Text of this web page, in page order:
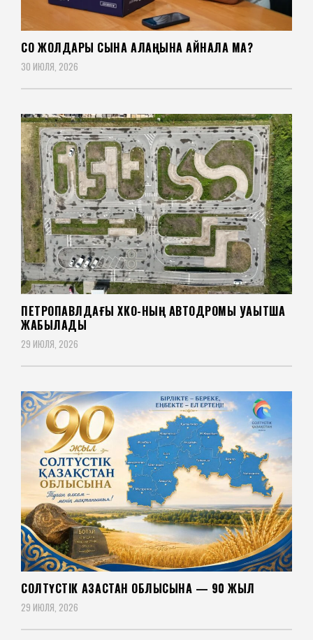
СҚО ЖОЛДАРЫ СЫНАҚ АЛАҢЫНА АЙНАЛА МА?
30 ИЮЛЯ, 2026
ПЕТРОПАВЛДАҒЫ ХҚКО-НЫҢ АВТОДРОМЫ УАҚЫТША
ЖАБЫЛАДЫ
29 ИЮЛЯ, 2026
СОЛТҮСТІК ҚАЗАҚСТАН ОБЛЫСЫНА — 90 ЖЫЛ
29 ИЮЛЯ, 2026